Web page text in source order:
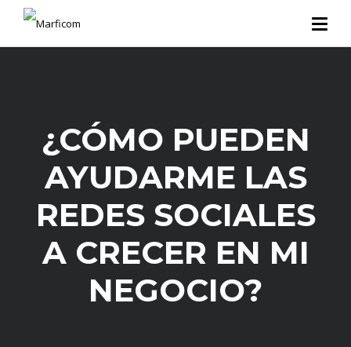
¿CÓMO PUEDEN
AYUDARME LAS
REDES SOCIALES
A CRECER EN MI
NEGOCIO?